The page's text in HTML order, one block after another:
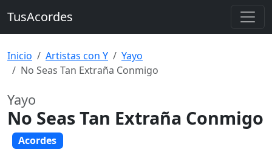
TusAcordes
Inicio Artistas con Y
Yayo
No Seas Tan Extraña Conmigo
Yayo
No Seas Tan Extraña Conmigo
Acordes